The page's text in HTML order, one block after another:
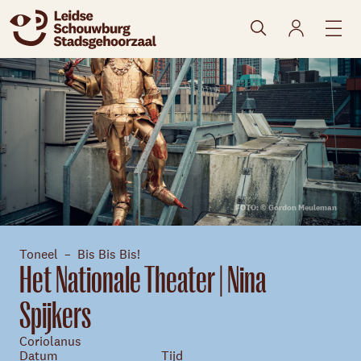
FOTO: © Gordon Meuleman
naar agenda
Toneel Bis Bis Bis!
Het Nationale Theater | Nina
Spijkers
Coriolanus
Datum
Tijd